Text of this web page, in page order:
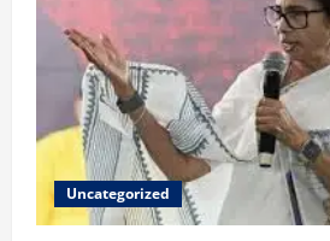
Uncategorized